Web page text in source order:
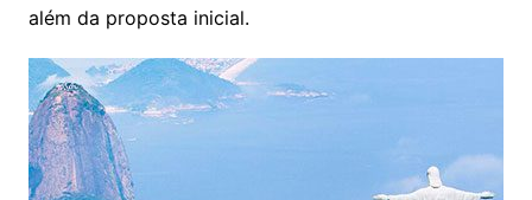
além da proposta inicial.